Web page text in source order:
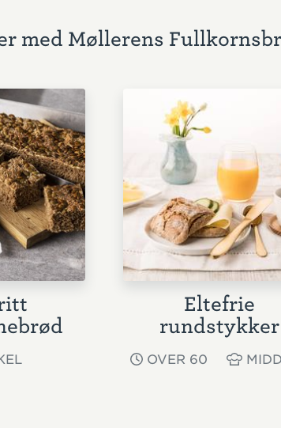
med Møllerens
Eltefrie
rundstykker
OVER 60